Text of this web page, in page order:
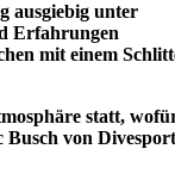
ausgiebig unter
Erfahrungen
mit einem
statt,
Busch von Divesport